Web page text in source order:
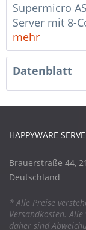
Supermicro
Server mit 8-
mehr
Datenblatt
HAPPYWARE
Brauerstraße 44,
Deutschland
* Alle Preise
Versandkosten.
daher sind